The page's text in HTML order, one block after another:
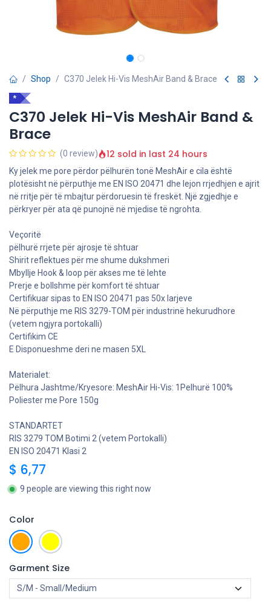
Shop C370 Jelek Hi-Vis MeshAir Band & Brace
*
C370 Jelek Hi-Vis MeshAir Band &
Brace
(0 review) 12 sold in last 24 hours
Ky jelek me pore përdor pëlhurën tonë MeshAir e cila është
plotësisht në përputhje me EN ISO 20471 dhe lejon rrjedhjen e ajrit
në rritje për të mbajtur përdoruesin të freskët. Një zgjedhje e
përkryer për ata që punojnë në mjedise të ngrohta.
Veçoritë
pëlhurë rrjete për ajrosje të shtuar
Shirit reflektues për me shume dukshmeri
Mbyllje Hook & loop për akses me të lehte
Prerje e bollshme për komfort të shtuar
Certifikuar sipas to EN ISO 20471 pas 50x larjeve
Në përputhje me RIS 3279-TOM për industrinë hekurudhore
(vetem ngjyra portokalli)
Certifikim CE
E Disponueshme deri ne masen 5XL
Materialet:
Pëlhura Jashtme/Kryesore: MeshAir Hi-Vis: 1Pelhurë 100%
Poliester me Pore 150g
STANDARTET
RIS 3279 TOM Botimi 2 (vetem Portokalli)
EN ISO 20471 Klasi 2
$ 6,77
9 people are viewing this right now
Color
Garment Size